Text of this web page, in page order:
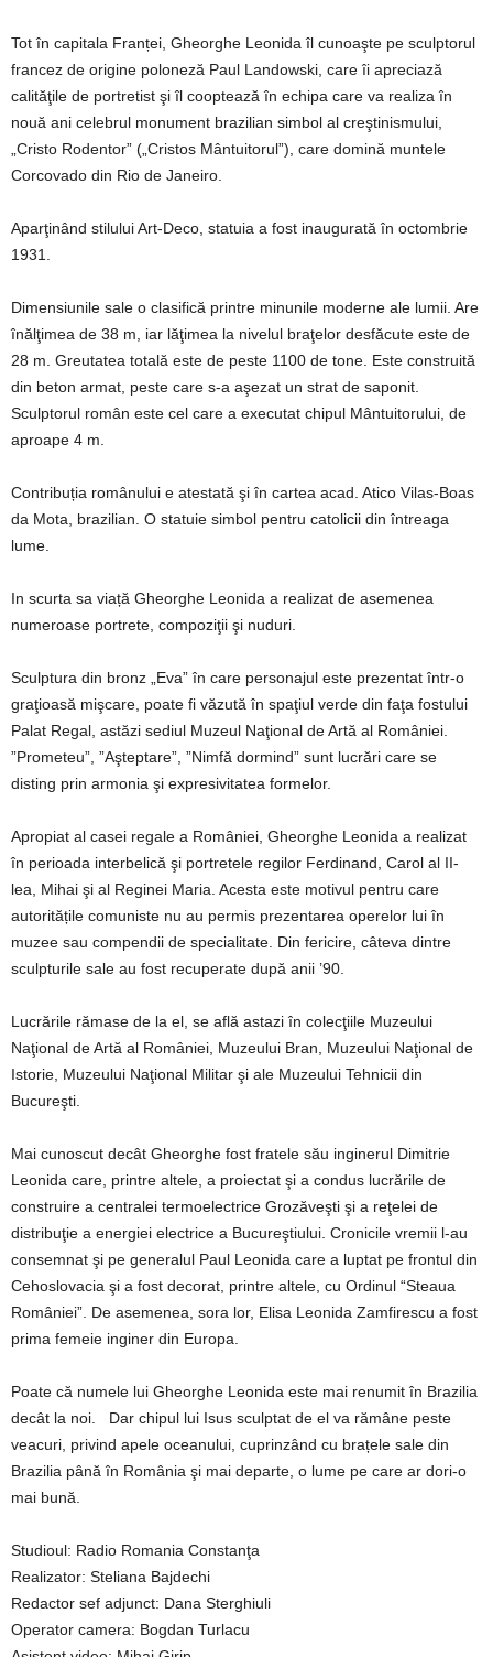
Tot în capitala Franței, Gheorghe Leonida îl cunoaşte pe sculptorul
francez de origine poloneză Paul Landowski, care îi apreciază
calităţile de portretist şi îl cooptează în echipa care va realiza în
nouă ani celebrul monument brazilian simbol al creştinismului,
„Cristo Rodentor” („Cristos Mântuitorul”), care domină muntele
Corcovado din Rio de Janeiro.
Aparţinând stilului Art-Deco, statuia a fost inaugurată în octombrie
1931.
Dimensiunile sale o clasifică printre minunile moderne ale lumii. Are
înălţimea de 38 m, iar lăţimea la nivelul braţelor desfăcute este de
28 m. Greutatea totală este de peste 1100 de tone. Este construită
din beton armat, peste care s-a aşezat un strat de saponit.
Sculptorul român este cel care a executat chipul Mântuitorului, de
aproape 4 m.
Contribuția românului e atestată şi în cartea acad. Atico Vilas-Boas
da Mota, brazilian. O statuie simbol pentru catolicii din întreaga
lume.
In scurta sa viață Gheorghe Leonida a realizat de asemenea
numeroase portrete, compoziţii şi nuduri.
Sculptura din bronz „Eva” în care personajul este prezentat într-o
graţioasă mişcare, poate fi văzută în spaţiul verde din faţa fostului
Palat Regal, astăzi sediul Muzeul Naţional de Artă al României.
”Prometeu”, ”Aşteptare”, ”Nimfă dormind” sunt lucrări care se
disting prin armonia şi expresivitatea formelor.
Apropiat al casei regale a României, Gheorghe Leonida a realizat
în perioada interbelică şi portretele regilor Ferdinand, Carol al II-
lea, Mihai şi al Reginei Maria. Acesta este motivul pentru care
autoritățile comuniste nu au permis prezentarea operelor lui în
muzee sau compendii de specialitate. Din fericire, câteva dintre
sculpturile sale au fost recuperate după anii ’90.
Lucrările rămase de la el, se află astazi în colecţiile Muzeului
Naţional de Artă al României, Muzeului Bran, Muzeului Naţional de
Istorie, Muzeului Naţional Militar şi ale Muzeului Tehnicii din
Bucureşti.
Mai cunoscut decât Gheorghe fost fratele său inginerul Dimitrie
Leonida care, printre altele, a proiectat şi a condus lucrările de
construire a centralei termoelectrice Grozăveşti şi a reţelei de
distribuţie a energiei electrice a Bucureştiului. Cronicile vremii l-au
consemnat şi pe generalul Paul Leonida care a luptat pe frontul din
Cehoslovacia şi a fost decorat, printre altele, cu Ordinul “Steaua
României”. De asemenea, sora lor, Elisa Leonida Zamfirescu a fost
prima femeie inginer din Europa.
Poate că numele lui Gheorghe Leonida este mai renumit în Brazilia
decât la noi. Dar chipul lui Isus sculptat de el va rămâne peste
veacuri, privind apele oceanului, cuprinzând cu brațele sale din
Brazilia până în România şi mai departe, o lume pe care ar dori-o
mai bună.
Studioul: Radio Romania Constanţa
Realizator: Steliana Bajdechi
Redactor sef adjunct: Dana Sterghiuli
Operator camera: Bogdan Turlacu